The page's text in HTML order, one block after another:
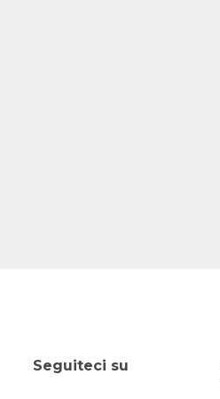
Seguiteci su